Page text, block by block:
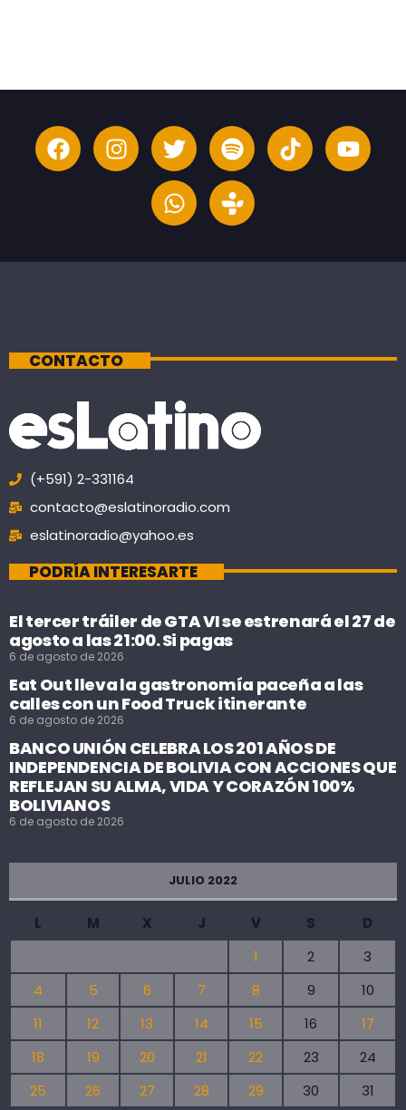
CONTACTO
(+591) 2-331164
contacto@eslatinoradio.com
eslatinoradio@yahoo.es
PODRÍA INTERESARTE
El tercer tráiler de GTA VI se estrenará el 27 de
agosto a las 21:00. Si pagas
6 de agosto de 2026
Eat Out lleva la gastronomía paceña a las
calles con un Food Truck itinerante
6 de agosto de 2026
BANCO UNIÓN CELEBRA LOS 201 AÑOS DE
INDEPENDENCIA DE BOLIVIA CON ACCIONES QUE
REFLEJAN SU ALMA, VIDA Y CORAZÓN 100%
BOLIVIANOS
6 de agosto de 2026
JULIO 2022
L M X J V S
D
1
2
3
4
5 6 7 8 9
10
11
12 13 14 15 16
17
18
19 20 21 22 23
24
25
26 27 28 29 30
31